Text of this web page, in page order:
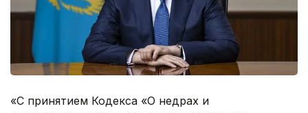
«С принятием Кодекса «О недрах и